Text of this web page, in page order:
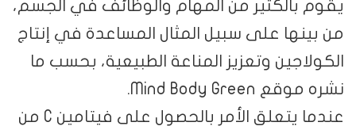
يقوم بالكثير من المهام والوظائف في الجسم،
من بينها على سبيل المثال المساعدة في إنتاج
الكولاجين وتعزيز المناعة الطبيعية، بحسب ما
نشره موقع Mind Body Green.
عندما يتعلق الأمر بالحصول على فيتامين C من